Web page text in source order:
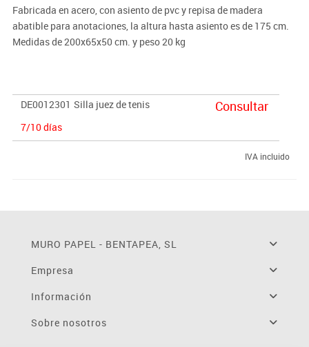
Fabricada en acero, con asiento de pvc y repisa de madera
abatible para anotaciones, la altura hasta asiento es de 175 cm.
Medidas de 200x65x50 cm. y peso 20 kg
DE0012301 Silla juez de tenis
7/10 días
Consultar
IVA incluido
MURO PAPEL - BENTAPEA, SL
Empresa
Información
Sobre nosotros